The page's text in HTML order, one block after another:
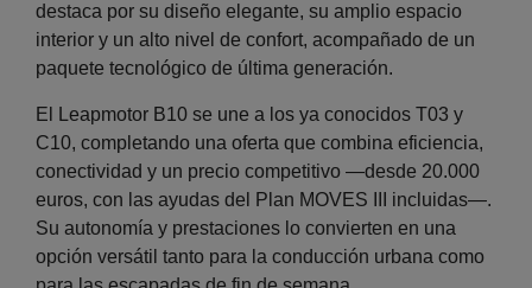
destaca por su diseño elegante, su amplio espacio
interior y un alto nivel de confort, acompañado de un
paquete tecnológico de última generación.
El Leapmotor B10 se une a los ya conocidos T03 y
C10, completando una oferta que combina eficiencia,
conectividad y un precio competitivo —desde 20.000
euros, con las ayudas del Plan MOVES III incluidas—.
Su autonomía y prestaciones lo convierten en una
opción versátil tanto para la conducción urbana como